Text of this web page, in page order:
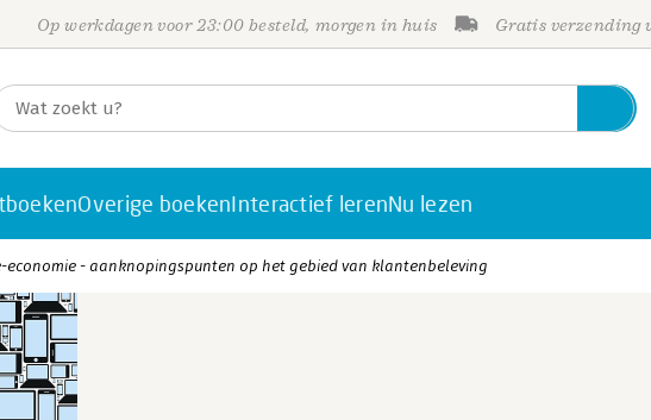
Op werkdagen voor 23:00 besteld, morgen in huis Gratis verzending
Overige boekenInteractief lerenNu lezen
economie - aanknopingspunten op het gebied van klantenbeleving